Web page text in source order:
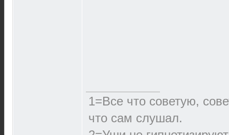
1=Все что советую,
что сам слушал.